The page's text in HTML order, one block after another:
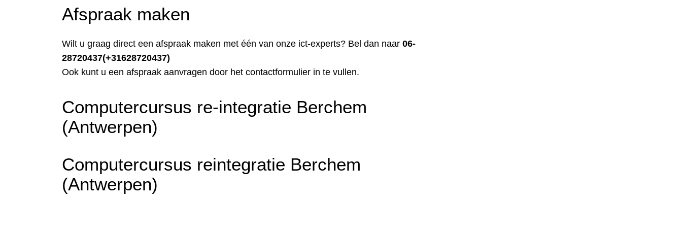
Afspraak maken
Wilt u graag direct een afspraak maken met één van onze ict-experts? Bel dan naar 06-
28720437(+31628720437)
Ook kunt u een afspraak aanvragen door het contactformulier in te vullen.
Computercursus re-integratie Berchem
(Antwerpen)
Computercursus reintegratie Berchem
(Antwerpen)